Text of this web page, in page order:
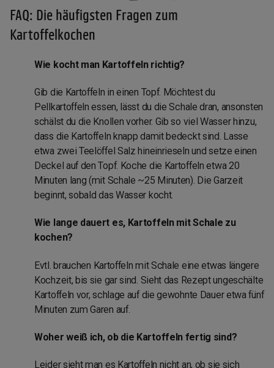
FAQ: Die häufigsten Fragen zum
Kartoffelkochen
Wie kocht man Kartoffeln richtig?
Gib die Kartoffeln in einen Topf. Möchtest du
Pellkartoffeln essen, lässt du die Schale dran, ansonsten
schälst du die Knollen vorher. Gib so viel Wasser hinzu,
dass die Kartoffeln knapp damit bedeckt sind. Lasse
etwa zwei Teelöffel Salz hineinrieseln und setze einen
Deckel auf den Topf. Koche die Kartoffeln etwa 20
Minuten lang (mit Schale ~25 Minuten). Die Garzeit
beginnt, sobald das Wasser kocht.
Wie lange dauert es, Kartoffeln mit Schale zu
kochen?
Evtl. brauchen Kartoffeln mit Schale eine etwas längere
Kochzeit, bis sie gar sind. Sieht das Rezept ungeschälte
Kartoffeln vor, schlage auf die gewohnte Dauer etwa fünf
Minuten zum Garen auf.
Woher weiß ich, ob die Kartoffeln fertig sind?
Leider sieht man es Kartoffeln nicht an, ob sie sich